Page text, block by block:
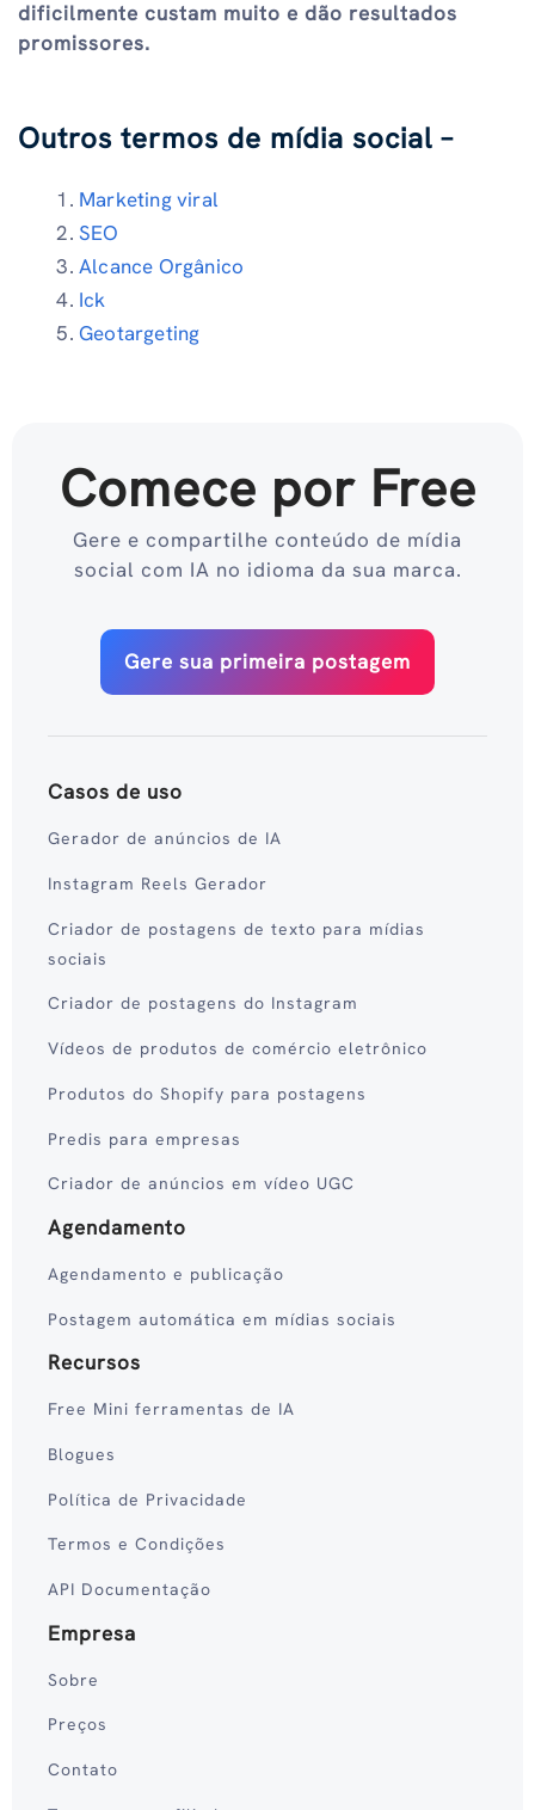
dificilmente custam muito e dão resultados
promissores.
Outros termos de mídia social –
Marketing viral
SEO
Alcance Orgânico
Ick
Geotargeting
Comece por Free
Gere e compartilhe conteúdo de mídia
social com IA no idioma da sua marca.
Gere sua primeira postagem
Casos de uso
Gerador de anúncios de IA
Instagram Reels Gerador
Criador de postagens de texto para mídias
sociais
Criador de postagens do Instagram
Vídeos de produtos de comércio eletrônico
Produtos do Shopify para postagens
Predis para empresas
Criador de anúncios em vídeo UGC
Agendamento
Agendamento e publicação
Postagem automática em mídias sociais
Recursos
Free Mini ferramentas de IA
Blogues
Política de Privacidade
Termos e Condições
API Documentação
Empresa
Sobre
Preços
Contato